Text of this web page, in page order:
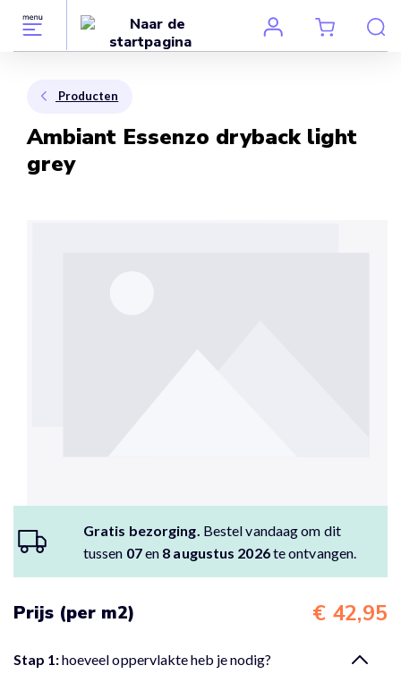
Producten
Ambiant Essenzo dryback light
grey
Gratis bezorging. Bestel vandaag om dit
tussen 07en 8 augustus 2026te ontvangen.
Prijs (per m2) € 42,95
Stap 1:hoeveel oppervlakte heb je nodig?